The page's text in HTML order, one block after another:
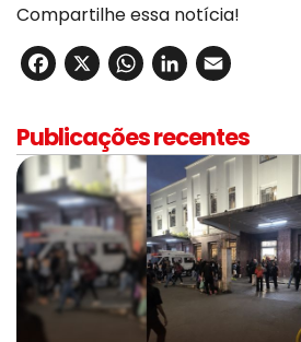
Compartilhe essa notícia!
Facebook
X WhatsApp
LinkedIn
Publicações recentes